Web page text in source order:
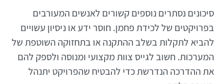
סיכונים נסתרים נוספים קשורים לאנשים המעורבים
בפרויקטים של לכידת פחמן. חוסר ידע או ניסיון עשויים
להביא לתקלות בשלב ההתקנה או בתחזוקה השוטפת של
המערכות. חשוב לגייס צוות מקצועי ומנוסה ולספק להם
את ההדרכה הנדרשת כדי להבטיח שהפרויקט יתנהל